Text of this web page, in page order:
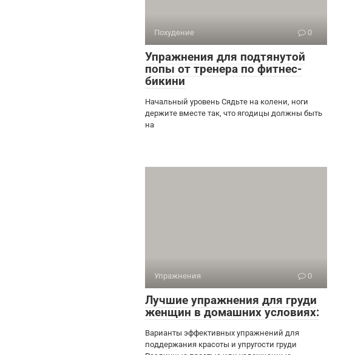
Похудение 0
Упражнения для подтянутой
попы от тренера по фитнес-
бикини
Начальный уровень Сядьте на колени, ноги
держите вместе так, что ягодицы должны быть
на
Упражнения 0
Лучшие упражнения для груди
женщин в домашних условиях:
Варианты эффективных упражнений для
поддержания красоты и упругости груди